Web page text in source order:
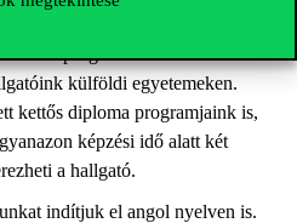
csereprogramok keretében fél
külföldi egyetemeken.
kettős diploma programjaink is,
képzési idő alatt két
a hallgató.
indítjuk el angol nyelven is.